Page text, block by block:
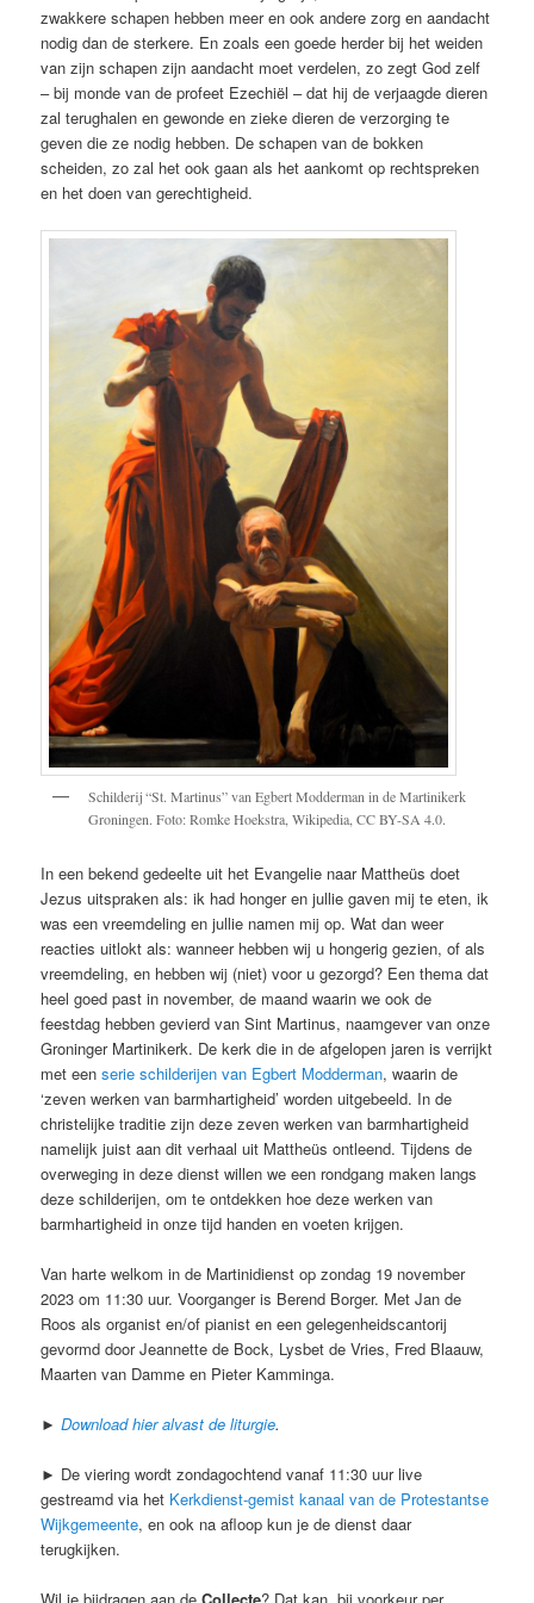
zwakkere schapen hebben meer en ook andere zorg en aandacht
nodig dan de sterkere. En zoals een goede herder bij het weiden
van zijn schapen zijn aandacht moet verdelen, zo zegt God zelf
– bij monde van de profeet Ezechiël – dat hij de verjaagde dieren
zal terughalen en gewonde en zieke dieren de verzorging te
geven die ze nodig hebben. De schapen van de bokken
scheiden, zo zal het ook gaan als het aankomt op rechtspreken
en het doen van gerechtigheid.
Schilderij “St. Martinus” van Egbert Modderman in de Martinikerk
Groningen. Foto: Romke Hoekstra, Wikipedia, CC BY-SA 4.0.
In een bekend gedeelte uit het Evangelie naar Mattheüs doet
Jezus uitspraken als: ik had honger en jullie gaven mij te eten, ik
was een vreemdeling en jullie namen mij op. Wat dan weer
reacties uitlokt als: wanneer hebben wij u hongerig gezien, of als
vreemdeling, en hebben wij (niet) voor u gezorgd? Een thema dat
heel goed past in november, de maand waarin we ook de
feestdag hebben gevierd van Sint Martinus, naamgever van onze
Groninger Martinikerk. De kerk die in de afgelopen jaren is verrijkt
met eenserie schilderijen van Egbert Modderman, waarin de
‘zeven werken van barmhartigheid’ worden uitgebeeld. In de
christelijke traditie zijn deze zeven werken van barmhartigheid
namelijk juist aan dit verhaal uit Mattheüs ontleend. Tijdens de
overweging in deze dienst willen we een rondgang maken langs
deze schilderijen, om te ontdekken hoe deze werken van
barmhartigheid in onze tijd handen en voeten krijgen.
Van harte welkom in de Martinidienst op zondag 19 november
2023 om 11:30 uur. Voorganger is Berend Borger. Met Jan de
Roos als organist en/of pianist en een gelegenheidscantorij
gevormd door Jeannette de Bock, Lysbet de Vries, Fred Blaauw,
Maarten van Damme en Pieter Kamminga.
►Download hier alvast de liturgie.
► De viering wordt zondagochtend vanaf 11:30 uur live
gestreamd via het Kerkdienst-gemist kanaal van de Protestantse
Wijkgemeente, en ook na afloop kun je de dienst daar
terugkijken.